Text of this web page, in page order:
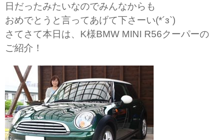
日だったみたいなのでみんなからも
おめでとうと言ってあげて下さーい(*´з`)
さてさて本日は、K様BMW MINI R56クーパーの
ご紹介！